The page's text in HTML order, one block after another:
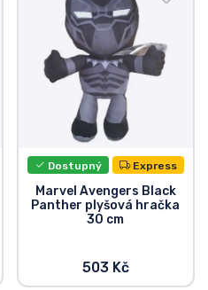
Dostupný Express
Marvel Avengers Black
Panther plyšová hračka
30 cm
503 Kč